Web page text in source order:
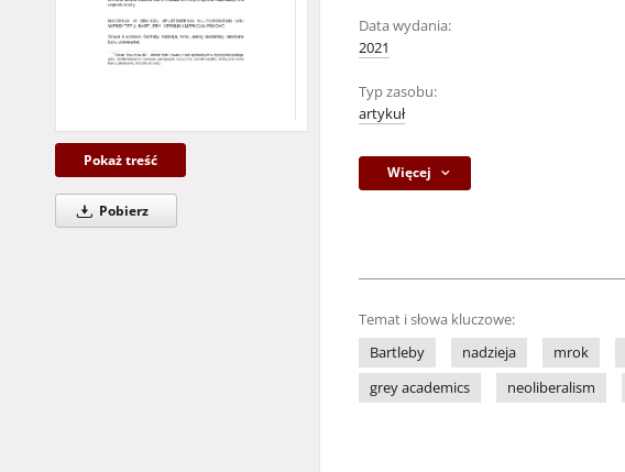
Pokaż treść
Pobierz
Data wydania:
2021
Typ zasobu:
artykuł
Więcej
Temat i słowa kluczowe:
Bartleby
nadzieja mrok
grey academics
neoliberalism